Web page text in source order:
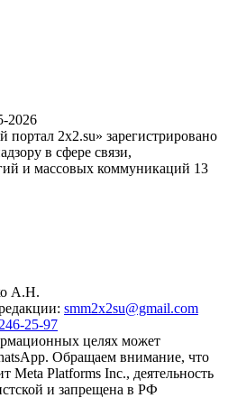
2026
портал 2x2.su» зарегистрировано
в сфере связи,
и массовых коммуникаций 13
А.Н.
smm2x2su@gmail.com
25-97
целях может
Обращаем внимание, что
Meta Platforms Inc., деятельность
и запрещена в РФ